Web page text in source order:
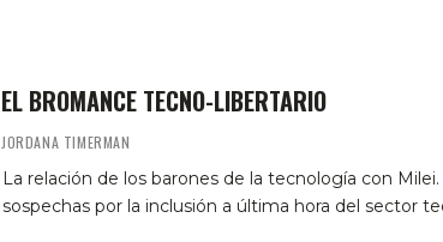
EL BROMANCE TECNO-LIBERTARIO
JORDANA TIMERMAN
La relación de los barones de la tecnología con
sospechas por la inclusión a última hora del sector